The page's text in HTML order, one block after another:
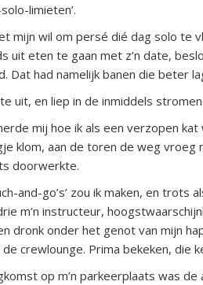
limieten’.
mijn wil om persé dié dag solo te
uit eten te gaan met z’n date,
Dat had namelijk banen die beter
uit, en liep in de inmiddels
mij hoe ik als een verzopen
klom, aan de toren de weg vroeg
doorwerkte.
and-go’s’ zou ik maken, en
m’n instructeur,
dronk onder het genot van mijn
crewlounge. Prima bekeken, die
op m’n parkeerplaats was